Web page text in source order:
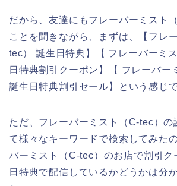
だから、友達にもフレーバーミスト
ことを聞きながら、まずは、【フレ
tec） 誕生日特典】【 フレーバーミ
日特典割引クーポン】【 フレーバー
誕生日特典割引セール】という感じで
ただ、フレーバーミスト（C-tec）の
て様々なキーワードで検索してみた
バーミスト（C-tec）のお店で割引ク
日特典で配信しているかどうかは分